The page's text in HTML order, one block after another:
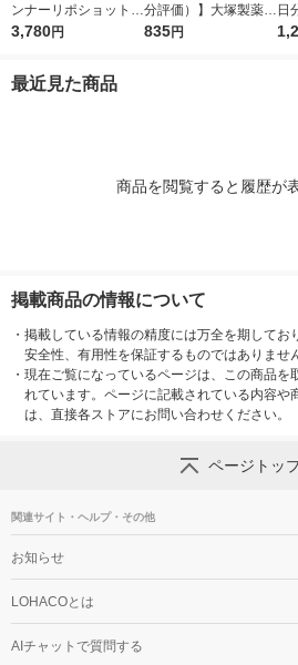
ンナーリポショット 7
0g×28本入 ロート製
3,780円
分評価）】大塚製薬
アミノバリュー パウ
835円
日
サ
最近見た商品
商品を閲覧すると履歴が
掲載商品の情報について
・ 掲載している情報の精度には万全を期してお
安全性、有用性を保証するものではありませ
・ 現在ご覧になっているページは、この商品を
れています。ページに記載されている内容や
は、直接各ストアにお問い合わせください。
ページトッ
関連サイト・ヘルプ・その他
お知らせ
LOHACOとは
AIチャットで質問する